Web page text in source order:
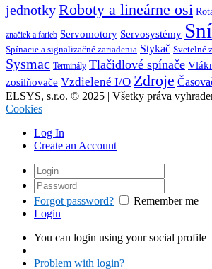
jednotkyRoboty a lineárne osi
značiek a farieb Servomotory Servosystémy
Spínacie a signalizačné zariadenia Stykač Svetelné
Sysmac Terminály Tlačidlové spínače
zosilňovače Vzdielené I/O Zdroje
ELSYS, s.r.o. © 2025 | Všetky práva
Cookies
Log In
Create an Account
Forgot password?
Remember me
Login
You can login using your social profile
Problem with login?